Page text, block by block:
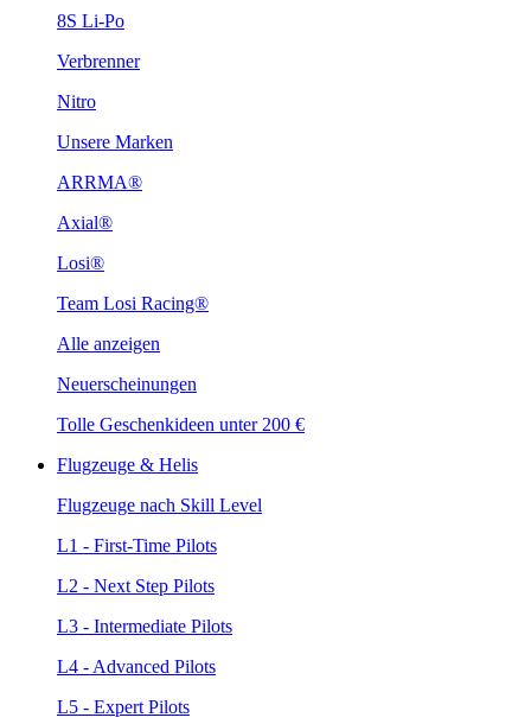
8S Li-Po
Verbrenner
Nitro
Unsere Marken
ARRMA®
Axial®
Losi®
Team Losi Racing®
Alle anzeigen
Neuerscheinungen
Tolle Geschenkideen unter 200 €
Flugzeuge & Helis
Flugzeuge nach Skill Level
L1 - First-Time Pilots
L2 - Next Step Pilots
L3 - Intermediate Pilots
L4 - Advanced Pilots
L5 - Expert Pilots